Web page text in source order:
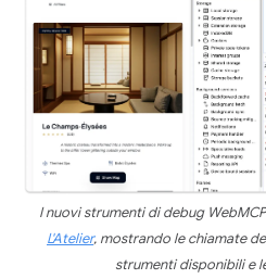
I nuovi strumenti di debug
L'Atelier, mostrando le chiamate
strumenti disponibili e